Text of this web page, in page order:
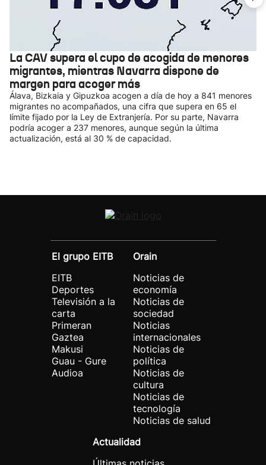
La CAV supera el cupo de acogida de menores
migrantes, mientras Navarra dispone de
margen para acoger más
Álava, Bizkaia y Gipuzkoa acogen a día de hoy a 841 menores
migrantes no acompañados, una cifra que supera en 65 el
límite fijado por la Ley de Extranjería. Por su parte, Navarra
podría acoger a 237 menores, aunque según la última
actualización, está al 30 % de capacidad.
El grupo EITB
EITB
Deportes
Televisión a la
carta
Primeran
Gaztea
Makusi
Guau - Gure
Audioa
Orain
Noticias de
economía
Noticias de
sociedad
Noticias
internacionales
Noticias de
política
Noticias de
cultura
Noticias de
tecnología
Noticias de salud
Actualidad